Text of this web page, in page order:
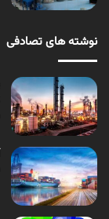
نوشته های تصادفی